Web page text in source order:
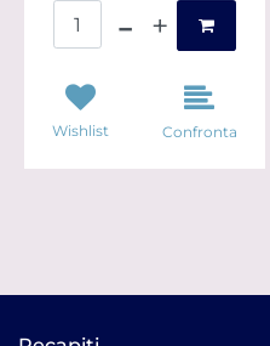
Wishlist Confronta